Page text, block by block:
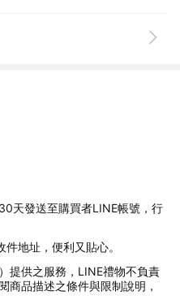
天發送至購買者LINE帳號，行
地址，便利又貼心。
提供之服務，LINE禮物不負責
商品描述之條件與限制說明，